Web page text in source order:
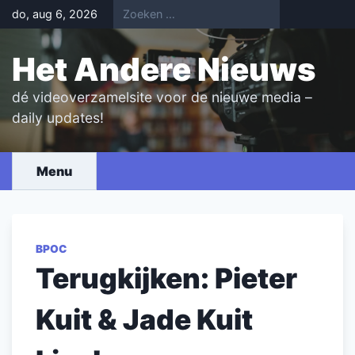
Skip
to
content
do, aug 6, 2026
Het Andere Nieuws
dé videoverzamelsite voor de nieuwe media –
daily updates!
Menu
BPOC
Terugkijken: Pieter
Kuit & Jade Kuit